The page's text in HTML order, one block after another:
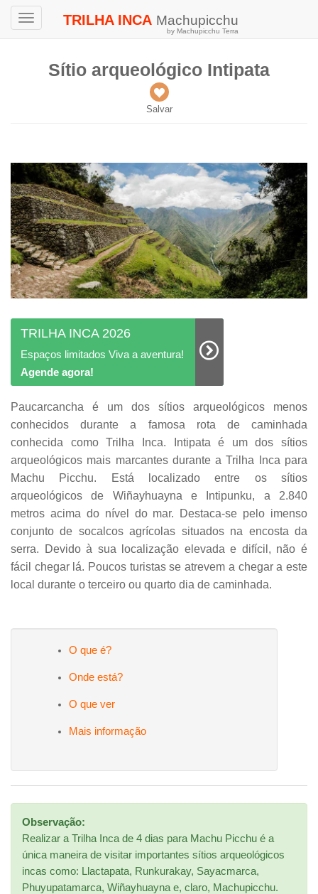
Toggle
TRILHA INCA Machupicchu
by Machupicchu Terra
Sítio arqueológico Intipata
Salvar
TRILHA INCA 2026
Espaços limitados Viva a aventura!
Agende agora!
Paucarcancha é um dos sítios arqueológicos menos
conhecidos durante a famosa rota de caminhada
conhecida como Trilha Inca. Intipata é um dos sítios
arqueológicos mais marcantes durante a Trilha Inca para
Machu Picchu. Está localizado entre os sítios
arqueológicos de Wiñayhuayna e Intipunku, a 2.840
metros acima do nível do mar. Destaca-se pelo imenso
conjunto de socalcos agrícolas situados na encosta da
serra. Devido à sua localização elevada e difícil, não é
fácil chegar lá. Poucos turistas se atrevem a chegar a este
local durante o terceiro ou quarto dia de caminhada.
O que é?
Onde está?
O que ver
Mais informação
Observação:
Realizar a Trilha Inca de 4 dias para Machu Picchu é a
única maneira de visitar importantes sítios arqueológicos
incas como: Llactapata, Runkurakay, Sayacmarca,
Phuyupatamarca, Wiñayhuayna e, claro, Machupicchu.